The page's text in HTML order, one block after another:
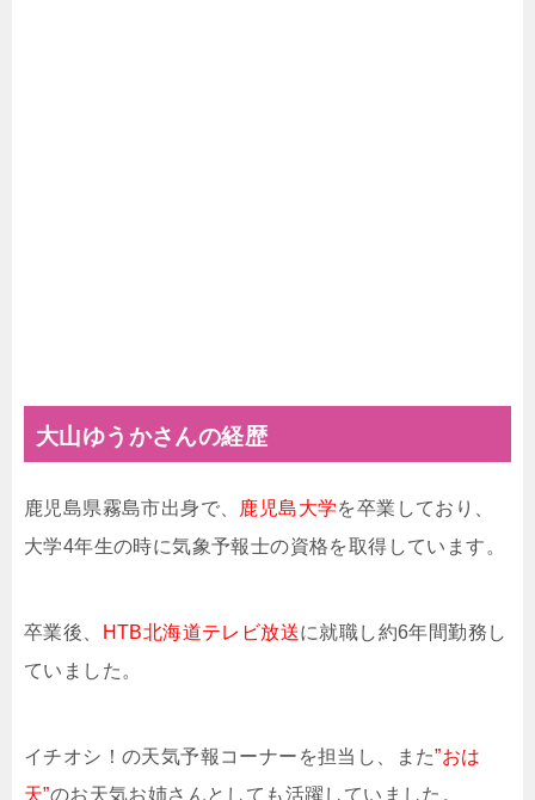
大山ゆうかさんの経歴
鹿児島県霧島市出身で、 鹿児島大学を卒業しており、
大学4年生の時に気象予報士の資格を取得しています。
卒業後、 HTB北海道テレビ放送に就職し約6年間勤務し
ていました。
イチオシ！の天気予報コーナーを担当し、また”おは
天”のお天気お姉さんとしても活躍していました。